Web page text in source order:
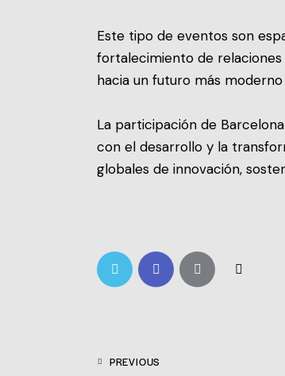
Este tipo de eventos son
fortalecimiento de
hacia un futuro más
La participación de
con el desarrollo y la
globales de innovación,
PREVIOUS